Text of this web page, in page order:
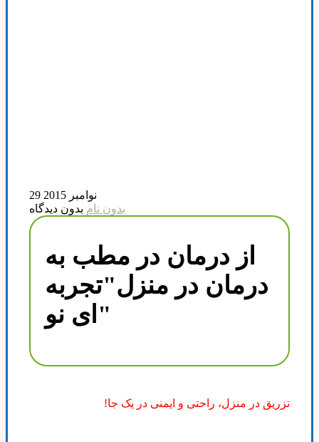
29 نوامبر 2015
بدون نام بدون دیدگاه
از درمان در مطب به
درمان در منزل"تجربه
ای نو"
تزریق در منزل، راحتی و ایمنی در یک جا!